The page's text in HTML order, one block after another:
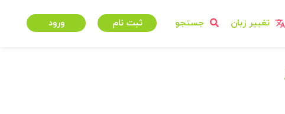
تغییر زبان جستجو ثبت نام ورود